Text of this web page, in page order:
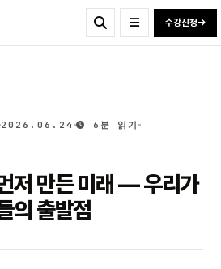
수강신청
2026.06.24
6분 읽기
저 만든 미래 — 우리가
의 출발점